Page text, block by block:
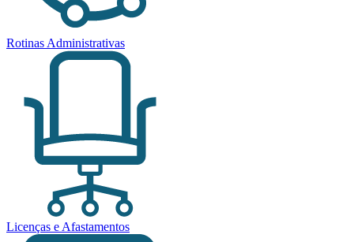
Rotinas Administrativas
Licenças e Afastamentos